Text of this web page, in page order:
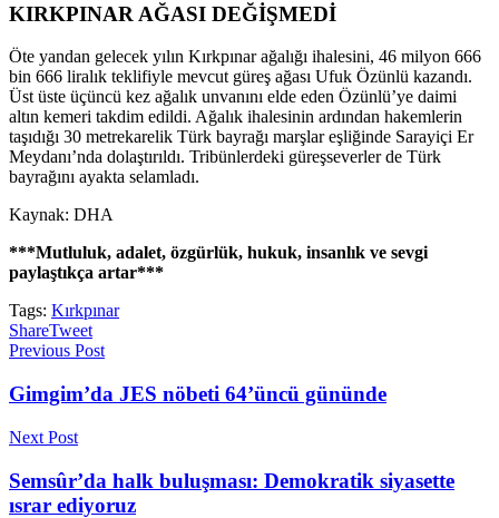
KIRKPINAR AĞASI DEĞİŞMEDİ
Öte yandan gelecek yılın Kırkpınar ağalığı ihalesini, 46 milyon 666
bin 666 liralık teklifiyle mevcut güreş ağası Ufuk Özünlü kazandı.
Üst üste üçüncü kez ağalık unvanını elde eden Özünlü’ye daimi
altın kemeri takdim edildi. Ağalık ihalesinin ardından hakemlerin
taşıdığı 30 metrekarelik Türk bayrağı marşlar eşliğinde Sarayiçi Er
Meydanı’nda dolaştırıldı. Tribünlerdeki güreşseverler de Türk
bayrağını ayakta selamladı.
Kaynak: DHA
***Mutluluk, adalet, özgürlük, hukuk, insanlık ve sevgi
paylaştıkça artar***
Tags: Kırkpınar
ShareTweet
Previous Post
Gimgim’da JES nöbeti 64’üncü gününde
Next Post
Semsûr’da halk buluşması: Demokratik siyasette
ısrar ediyoruz